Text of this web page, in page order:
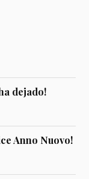
dejado!
Anno Nuovo!